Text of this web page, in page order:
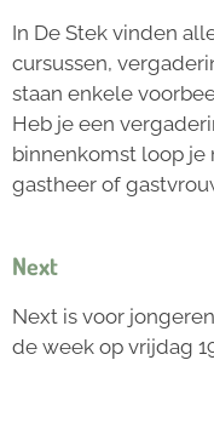
In De Stek vinden
cursussen,
staan enkele
Heb je een
binnenkomst loop je
gastheer of
Next
Next is voor
de week op vrijdag